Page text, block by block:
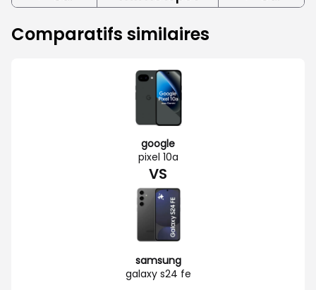
Comparatifs similaires
google
pixel 10a
VS
samsung
galaxy s24 fe